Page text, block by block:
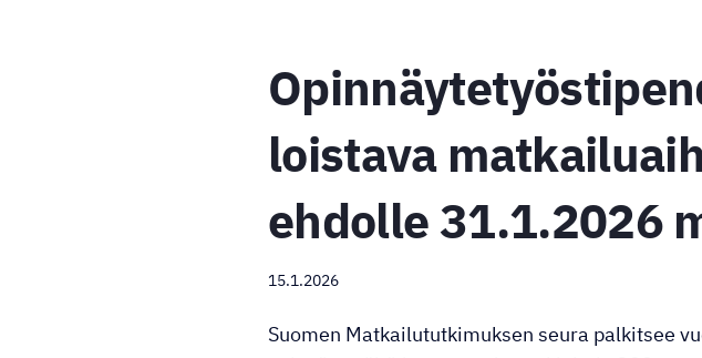
loistava
ehdolle 31.1.2026
15.1.2026
Suomen Matkailututkimuksen seura palkitsee